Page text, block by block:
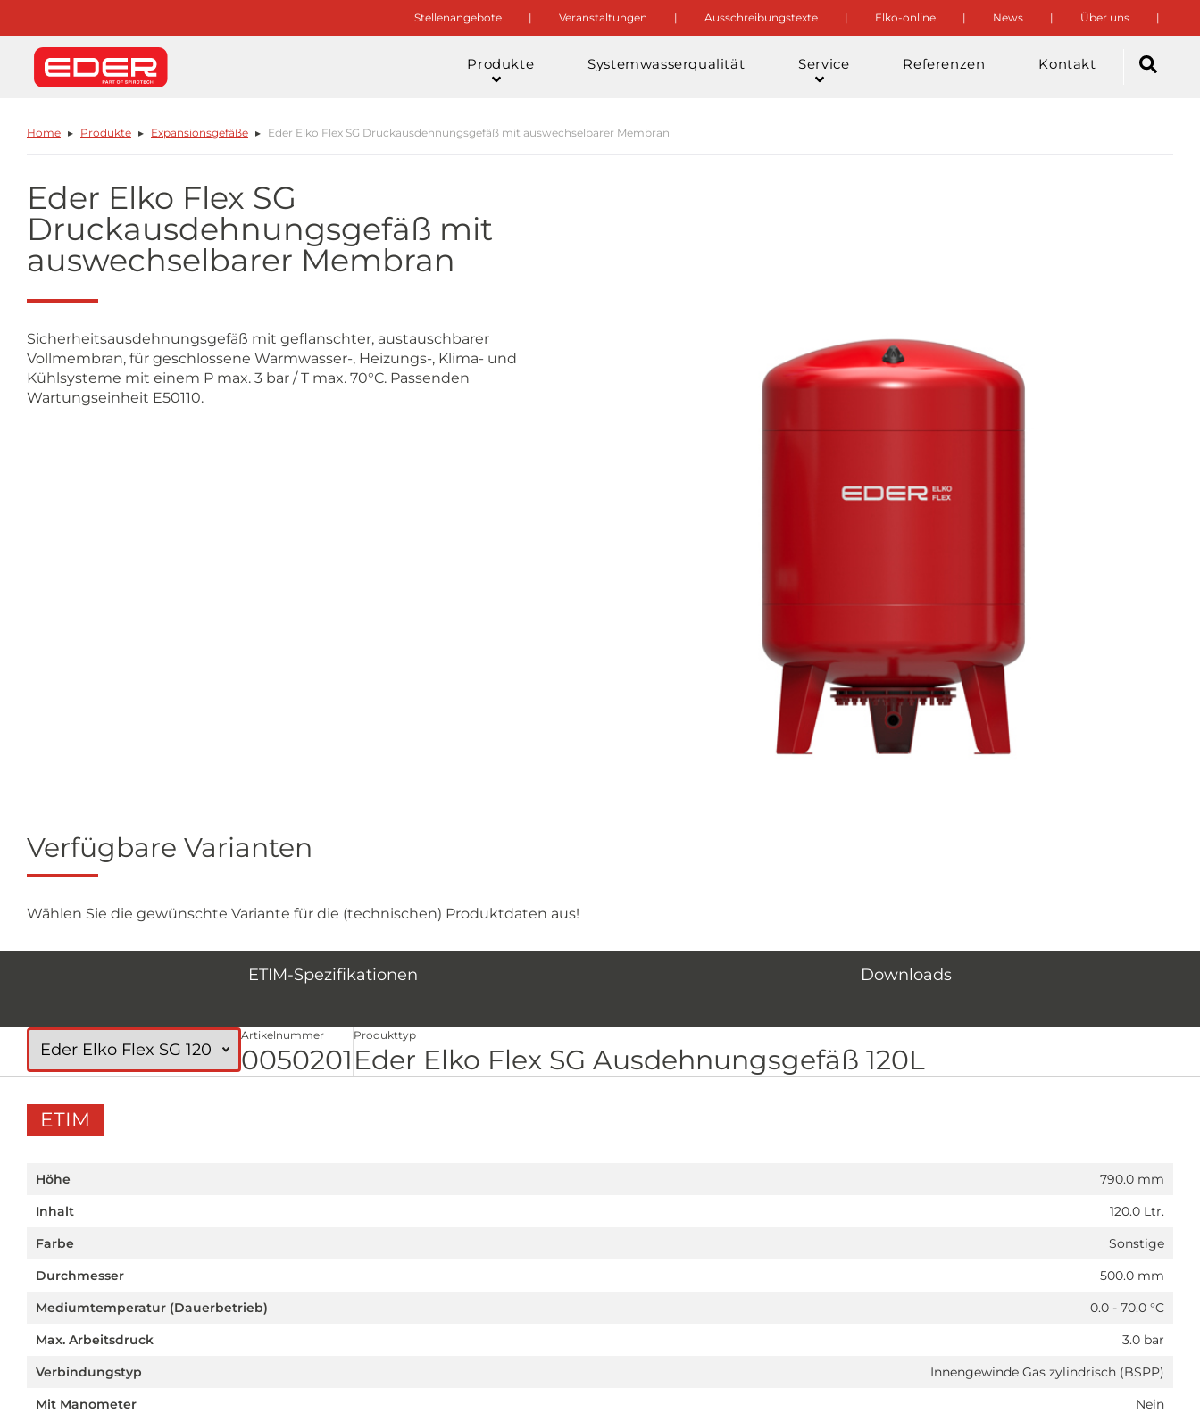
Stellenangebote Veranstaltungen Ausschreibungstexte Elko-online News Über uns
Produkte Systemwasserqualität Service Referenzen Kontakt
Home Produkte Expansionsgefäße Eder Elko Flex SG Druckausdehnungsgefäß mit auswechselbarer Membran
Eder Elko Flex SG
Druckausdehnungsgefäß mit
auswechselbarer Membran
Sicherheitsausdehnungsgefäß mit geflanschter, austauschbarer
Vollmembran, für geschlossene Warmwasser-, Heizungs-, Klima- und
Kühlsysteme mit einem P max. 3 bar / T max. 70°C. Passenden
Wartungseinheit E50110.
Verfügbare Varianten
Wählen Sie die gewünschte Variante für die (technischen) Produktdaten aus!
ETIM-Spezifikationen Downloads
Artikelnummer
0050201
Produkttyp
Eder Elko Flex SG Ausdehnungsgefäß 120L
ETIM
Höhe
790.0 mm
Inhalt
120.0 Ltr.
Farbe
Sonstige
Durchmesser
500.0 mm
Mediumtemperatur (Dauerbetrieb)
0.0 - 70.0 °C
Max. Arbeitsdruck
3.0 bar
Verbindungstyp
Innengewinde Gas zylindrisch (BSPP)
Mit Manometer
Nein